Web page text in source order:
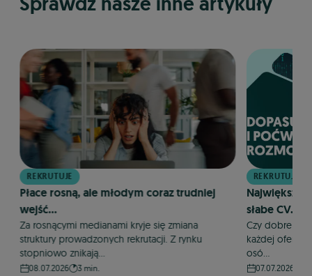
REKRUTUJE
Płace rosną, ale młodym coraz trudniej
wejść...
Za rosnącymi medianami kryje się zmiana
struktury prowadzonych rekrutacji. Z rynku
stopniowo znikają...
08.07.2026 3 min.
REKRUTUJE
słabe CV....
Czy dobre CV
każdej oferty
osó...
07.07.2026